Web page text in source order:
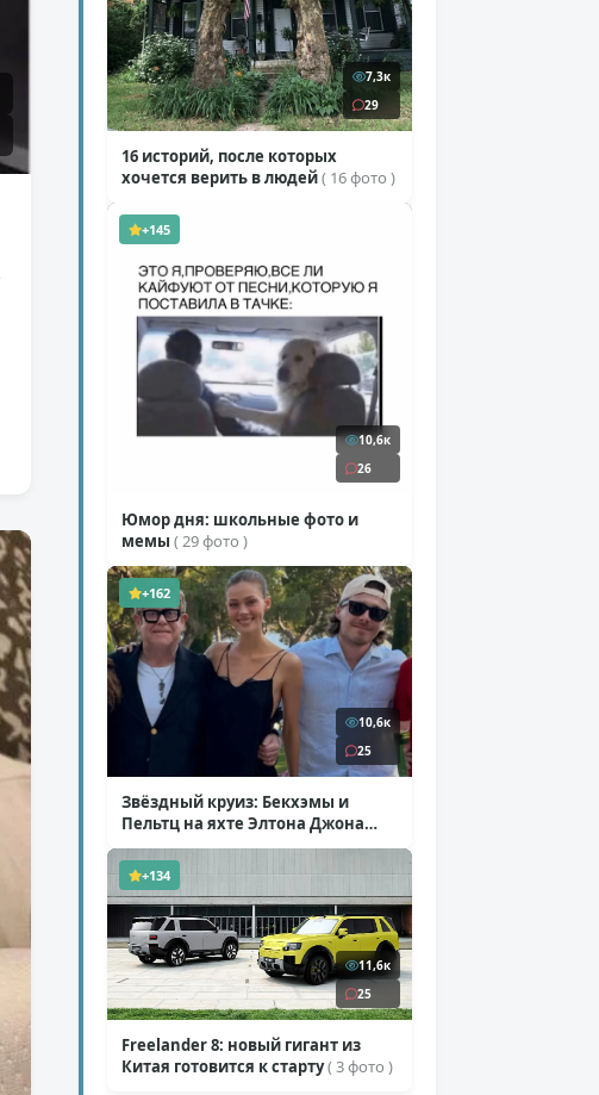
7,3к
29
16 историй, после которых
хочется верить в людей( 16 фото )
+145
10,6к
26
Юмор дня: школьные фото и
мемы ( 29 фото )
+162
10,6к
25
Звёздный круиз: Бекхэмы и
Пельтц на яхте Элтона Джона
( 12 фото )
+134
11,6к
25
Freelander 8: новый гигант из
Китая готовится к старту( 3 фото )